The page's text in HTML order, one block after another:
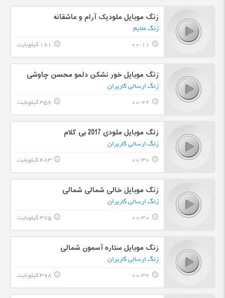
زنگ موبایل ملودیک آرام و عاشقانه
زنگ ملایم
query_builder
00:11 181 کیلوبایت info_outline
زنگ موبایل خور نشکن دلمو محسن چاوشی
زنگ ارسالی کاربران
query_builder
00:22 356 کیلوبایت info_outline
زنگ موبایل ملودی 2017 بی کلام
زنگ ارسالی کاربران
query_builder
00:30 483 کیلوبایت info_outline
زنگ موبایل خالی شمالی شمالی
زنگ ارسالی کاربران
query_builder
00:30 375 کیلوبایت info_outline
زنگ موبایل ستاره آسمون شمالی
زنگ ارسالی کاربران
query_builder
00:32 398 کیلوبایت info_outline